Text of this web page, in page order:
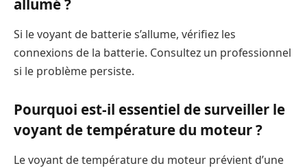
allumé ?
Si le voyant de batterie s’allume, vérifiez les
connexions de la batterie. Consultez un professionnel
si le problème persiste.
Pourquoi est-il essentiel de surveiller le
voyant de température du moteur ?
Le voyant de température du moteur prévient d’une